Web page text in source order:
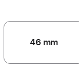
46 mm